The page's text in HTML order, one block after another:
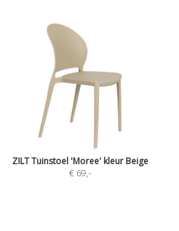
ZILT Tuinstoel 'Moree' kleur Beige
€ 69,-